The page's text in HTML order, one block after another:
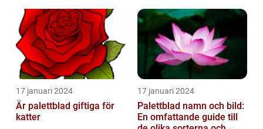
17 januari 2024
Är palettblad giftiga för
katter
17 januari 2024
Palettblad namn och bild:
En omfattande guide till